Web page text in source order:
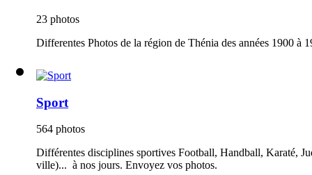
23 photos
Differentes Photos de la région de Thénia des années 1900 à
Sport
564 photos
Différentes disciplines sportives Football, Handball, Karaté,
ville)... à nos jours. Envoyez vos photos.